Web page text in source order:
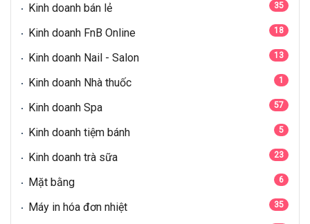
Kinh doanh bán lẻ 35
Kinh doanh FnB Online 18
Kinh doanh Nail - Salon 13
Kinh doanh Nhà thuốc 1
Kinh doanh Spa 57
Kinh doanh tiệm bánh 5
Kinh doanh trà sữa 23
Mặt bằng 6
Máy in hóa đơn nhiệt 35